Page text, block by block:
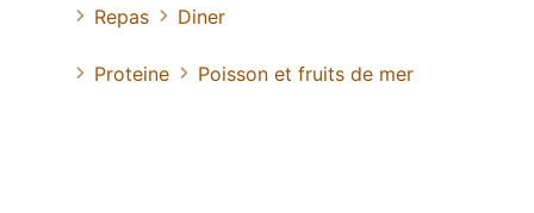
Repas Diner
Proteine Poisson et fruits de mer